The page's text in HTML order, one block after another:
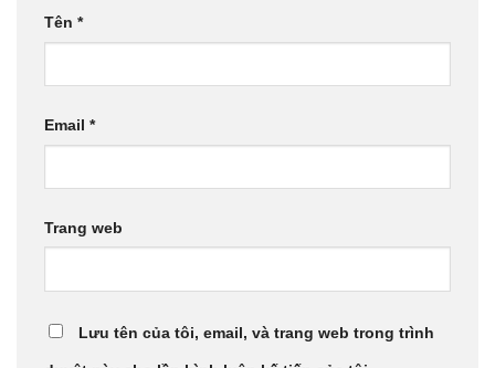
Tên *
Email *
Trang web
Lưu tên của tôi, email, và trang web trong trình